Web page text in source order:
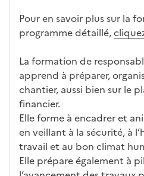
Pour en savoir plus sur la
programme détaillé,
La formation de
apprend à préparer,
chantier, aussi bien sur le
financier.
Elle forme à encadrer et
en veillant à la sécurité, à
travail et au bon climat
Elle prépare également à